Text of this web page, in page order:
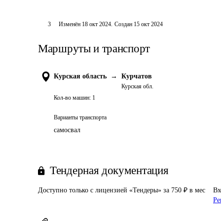
3 Изменён 18 окт 2024. Создан 15 окт 2024
Маршруты и транспорт
Курская область → Курчатов
Курская обл.
Кол-во машин: 1
Варианты транспорта
самосвал
Тендерная документация
Доступно только с лицензией «Тендеры» за 750 ₽ в мес